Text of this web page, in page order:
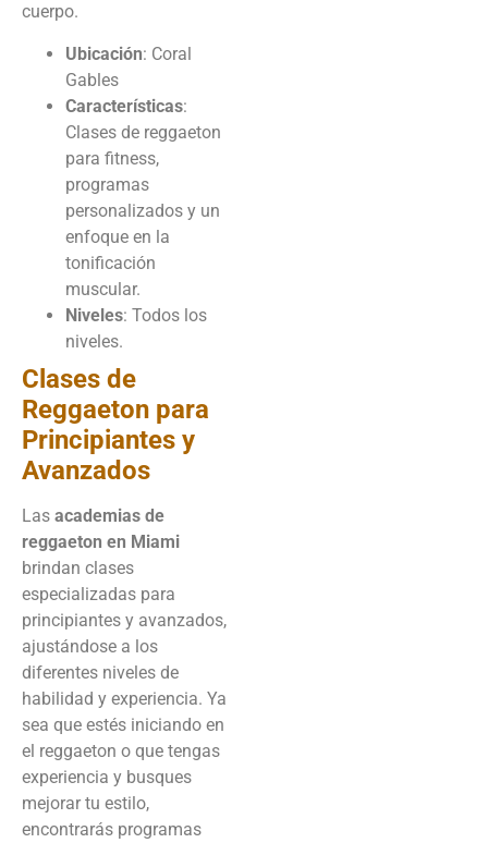
cuerpo.
Ubicación: Coral
Gables
Características:
Clases de reggaeton
para fitness,
programas
personalizados y un
enfoque en la
tonificación
muscular.
Niveles: Todos los
niveles.
Clases de
Reggaeton para
Principiantes y
Avanzados
Las academias de
reggaeton en Miami
brindan clases
especializadas para
principiantes y avanzados,
ajustándose a los
diferentes niveles de
habilidad y experiencia. Ya
sea que estés iniciando en
el reggaeton o que tengas
experiencia y busques
mejorar tu estilo,
encontrarás programas